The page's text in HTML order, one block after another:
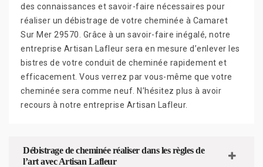
des connaissances et savoir-faire nécessaires pour
réaliser un débistrage de votre cheminée à Camaret
Sur Mer 29570. Grâce à un savoir-faire inégalé, notre
entreprise Artisan Lafleur sera en mesure d’enlever les
bistres de votre conduit de cheminée rapidement et
efficacement. Vous verrez par vous-même que votre
cheminée sera comme neuf. N’hésitez plus à avoir
recours à notre entreprise Artisan Lafleur.
Débistrage de cheminée réaliser dans les règles de
l’art avec Artisan Lafleur